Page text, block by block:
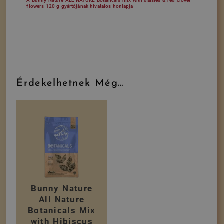
flowers 120 g gyártójának hivatalos honlapja
Érdekelhetnek Még…
Bunny Nature
All Nature
Botanicals Mix
with Hibiscus